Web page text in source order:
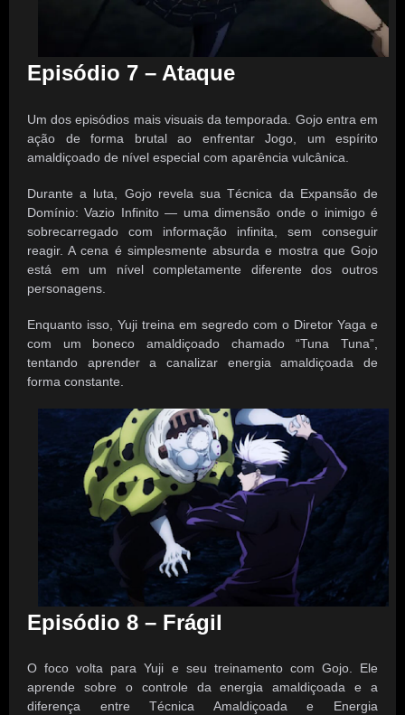
Episódio 7 – Ataque
Um dos episódios mais visuais da temporada. Gojo entra em
ação de forma brutal ao enfrentar Jogo, um espírito
amaldiçoado de nível especial com aparência vulcânica.
Durante a luta, Gojo revela sua Técnica da Expansão de
Domínio: Vazio Infinito — uma dimensão onde o inimigo é
sobrecarregado com informação infinita, sem conseguir
reagir. A cena é simplesmente absurda e mostra que Gojo
está em um nível completamente diferente dos outros
personagens.
Enquanto isso, Yuji treina em segredo com o Diretor Yaga e
com um boneco amaldiçoado chamado “Tuna Tuna”,
tentando aprender a canalizar energia amaldiçoada de
forma constante.
Episódio 8 – Frágil
O foco volta para Yuji e seu treinamento com Gojo. Ele
aprende sobre o controle da energia amaldiçoada e a
diferença entre Técnica Amaldiçoada e Energia